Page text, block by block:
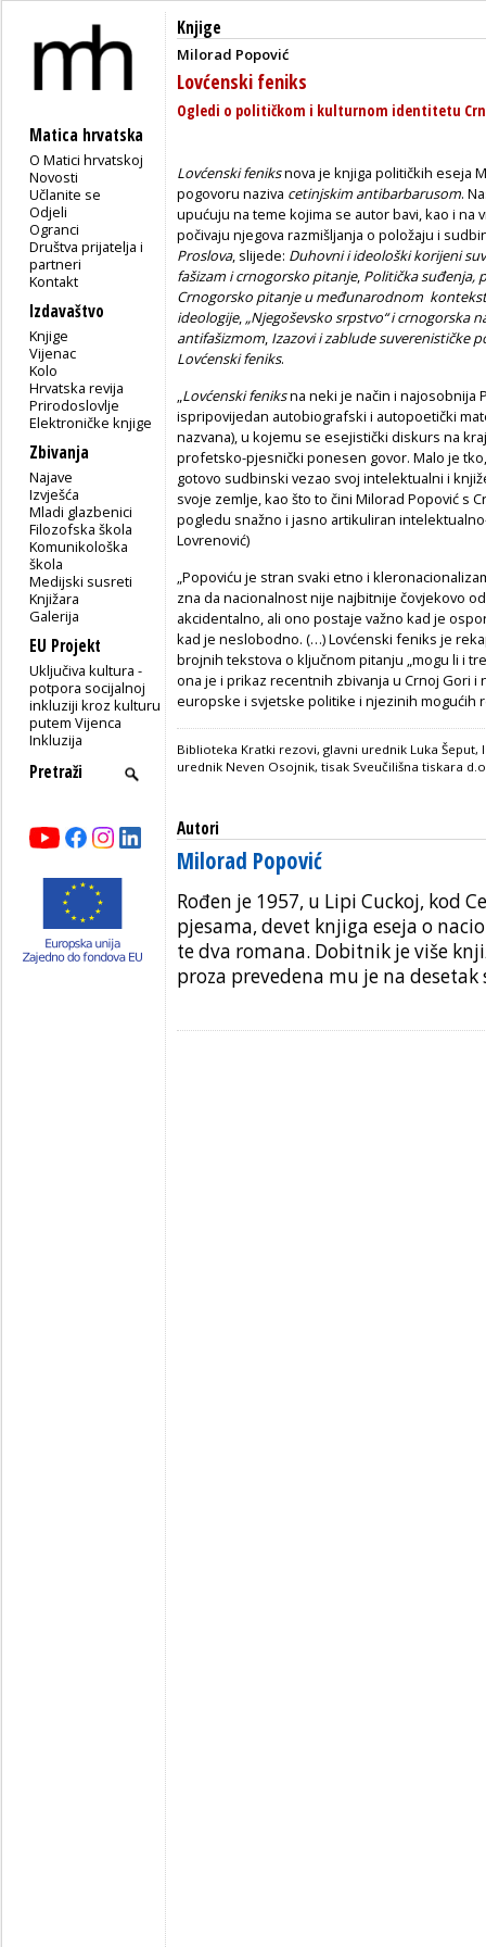
Matica hrvatska
O Matici hrvatskoj
Novosti
Učlanite se
Odjeli
Ogranci
Društva prijatelja i
partneri
Kontakt
Izdavaštvo
Knjige
Vijenac
Kolo
Hrvatska revija
Prirodoslovlje
Elektroničke knjige
Zbivanja
Najave
Izvješća
Mladi glazbenici
Filozofska škola
Komunikološka
škola
Medijski susreti
Knjižara
Galerija
EU Projekt
Uključiva kultura -
potpora socijalnoj
inkluziji kroz kulturu
putem Vijenca
Inkluzija
Knjige
Milorad Popović
Lovćenski feniks
Ogledi o političkom i kulturnom identitetu
Lovćenski feniksnova je knjiga političkih eseja
pogovoru naziva cetinjskim antibarbarusom.
upućuju na teme kojima se autor bavi, kao i
počivaju njegova razmišljanja o položaju i
Proslova, slijede: Duhovni i ideološki korijeni
fašizam i crnogorsko pitanje, Politička suđenja,
Crnogorsko pitanje u međunarodnom
ideologije, „Njegoševsko srpstvo“ i crnogorska
antifašizmom Izazovi i zablude suverenističke
Lovćenski feniks.
Lovćenski feniksna neki je način i najosobnija
ispripovijedan autobiografski i autopoetički
nazvana), u kojemu se esejistički diskurs na
profetsko-pjesnički ponesen govor. Malo je
gotovo sudbinski vezao svoj intelektualni i
svoje zemlje, kao što to čini Milorad Popović s
pogledu snažno i jasno artikuliran
Lovrenović)
„Popoviću je stran svaki etno i
zna da nacionalnost nije najbitnije čovjekovo
akcidentalno, ali ono postaje važno kad je
kad je neslobodno. (…) Lovćenski feniks je
brojnih tekstova o ključnom pitanju „mogu li i
ona je i prikaz recentnih zbivanja u Crnoj Gori
europske i svjetske politike i njezinih mogućih
Biblioteka Kratki rezovi, glavni urednik Luka
urednik Neven Osojnik, tisak Sveučilišna tiskara
Autori
Milorad Popović
Rođen je 1957, u Lipi Cuckoj, kod
pjesama, devet knjiga eseja o
te dva romana. Dobitnik je više
proza prevedena mu je na